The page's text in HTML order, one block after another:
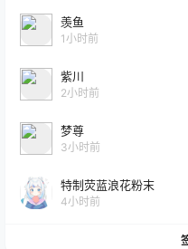
羡鱼
1小时前
紫川
2小时前
梦尊
3小时前
特制荧蓝浪花粉末
4小时前